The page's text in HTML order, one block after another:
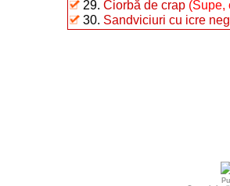
29. Ciorbă de crap (Supe,
30. Sandviciuri cu icre